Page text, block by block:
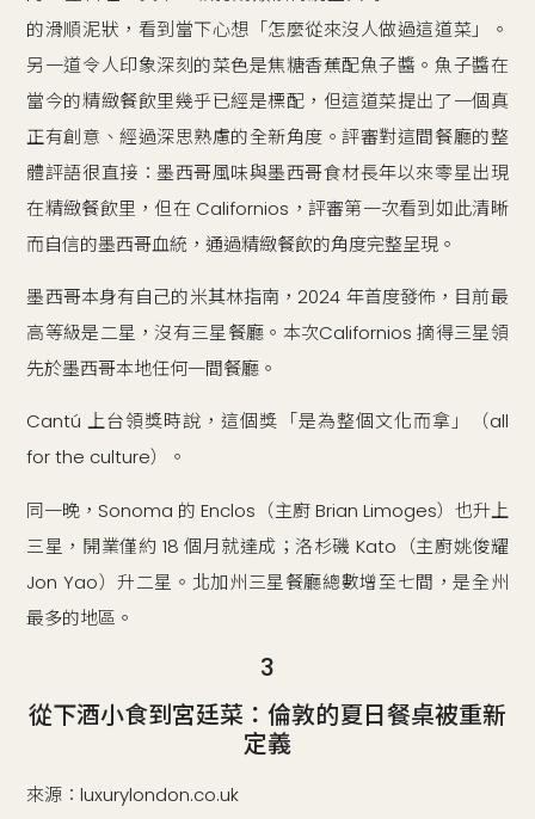
的滑順泥狀，看到當下心想「怎麼從來沒人做過這道菜」。
另一道令人印象深刻的菜色是焦糖香蕉配魚子醬。魚子醬在
當今的精緻餐飲里幾乎已經是標配，但這道菜提出了一個真
正有創意、經過深思熟慮的全新角度。評審對這間餐廳的整
體評語很直接：墨西哥風味與墨西哥食材長年以來零星出現
在精緻餐飲里，但在 Californios，評審第一次看到如此清晰
而自信的墨西哥血統，通過精緻餐飲的角度完整呈現。
墨西哥本身有自己的米其林指南，2024 年首度發佈，目前最
高等級是二星，沒有三星餐廳。本次Californios 摘得三星領
先於墨西哥本地任何一間餐廳。
Cantú 上台領獎時說，這個獎「是為整個文化而拿」（all
for the culture）。
同一晚，Sonoma 的 Enclos（主廚 Brian Limoges）也升上
三星，開業僅約 18 個月就達成；洛杉磯 Kato（主廚姚俊耀
Jon Yao）升二星。北加州三星餐廳總數增至七間，是全州
最多的地區。
3
從下酒小食到宮廷菜：倫敦的夏日餐桌被重新
定義
來源：luxurylondon.co.uk